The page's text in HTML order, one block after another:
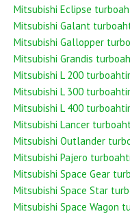
Mitsubishi Eclipse
Mitsubishi Galant
Mitsubishi Gallopper
Mitsubishi Grandis
Mitsubishi L 200
Mitsubishi L 300
Mitsubishi L 400
Mitsubishi Lancer
Mitsubishi Outlander
Mitsubishi Pajero
Mitsubishi Space Gear
Mitsubishi Space Star
Mitsubishi Space Wagon